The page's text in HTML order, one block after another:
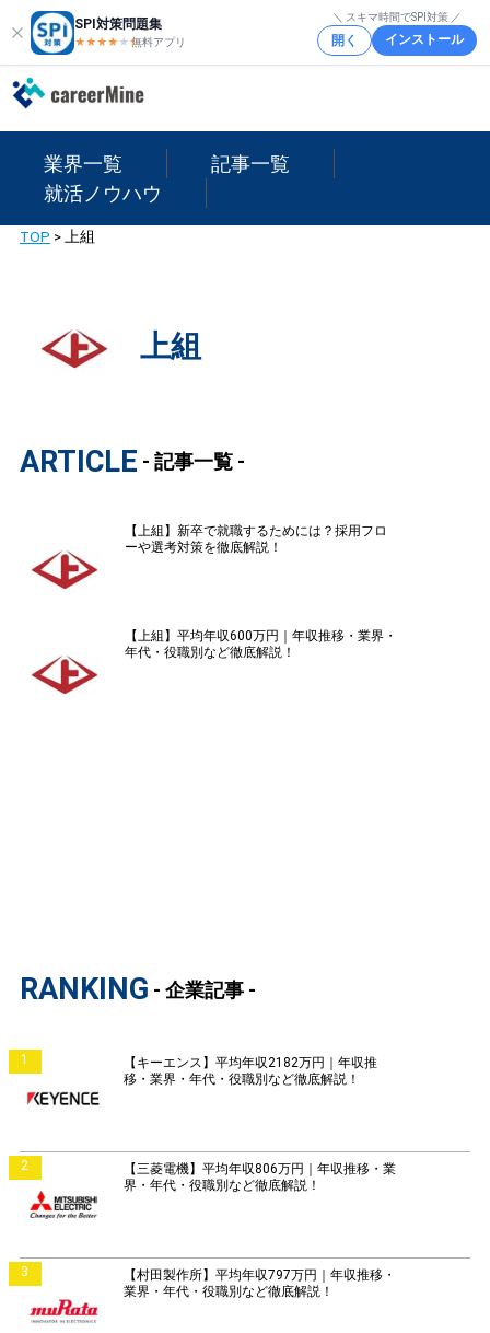
SPI対策問題集
★★★★ ★★
無料アプリ
＼ スキマ時間でSPI対策 ／
開く インストール
業界一覧
記事一覧
就活ノウハウ
TOP > 上組
上組
ARTICLE - 記事一覧 -
【上組】新卒で就職するためには？採用フロ
ーや選考対策を徹底解説！
【上組】平均年収600万円｜年収推移・業界・
年代・役職別など徹底解説！
RANKING - 企業記事 -
1
【キーエンス】平均年収2182万円｜年収推
移・業界・年代・役職別など徹底解説！
2
【三菱電機】平均年収806万円｜年収推移・業
界・年代・役職別など徹底解説！
3
【村田製作所】平均年収797万円｜年収推移・
業界・年代・役職別など徹底解説！